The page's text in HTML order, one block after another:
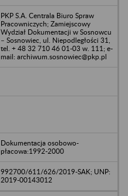
PKP S.A. Centrala Biuro Spraw
Pracowniczych; Zamiejscowy
Wydział Dokumentacji w Sosnowcu
– Sosnowiec, ul. Niepodległości 31,
tel. + 48 32 710 46 01-03 w. 111; e-
mail: archiwum.sosnowiec@pkp.pl
Dokumentacja osobowo-
płacowa:1992-2000
992700/611/626/2019-SAK; UNP:
2019-00143012